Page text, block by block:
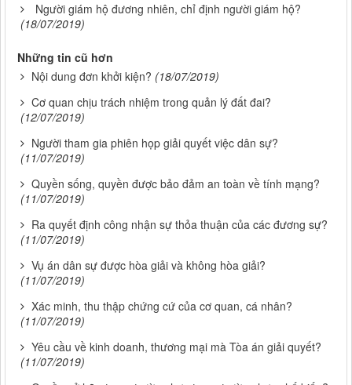
Người giám hộ đương nhiên, chỉ định người giám hộ?
(18/07/2019)
Những tin cũ hơn
Nội dung đơn khởi kiện? (18/07/2019)
Cơ quan chịu trách nhiệm trong quản lý đất đai?
(12/07/2019)
Người tham gia phiên họp giải quyết việc dân sự?
(11/07/2019)
Quyền sống, quyền được bảo đảm an toàn về tính mạng?
(11/07/2019)
Ra quyết định công nhận sự thỏa thuận của các đương sự?
(11/07/2019)
Vụ án dân sự được hòa giải và không hòa giải?
(11/07/2019)
Xác minh, thu thập chứng cứ của cơ quan, cá nhân?
(11/07/2019)
Yêu cầu về kinh doanh, thương mại mà Tòa án giải quyết?
(11/07/2019)